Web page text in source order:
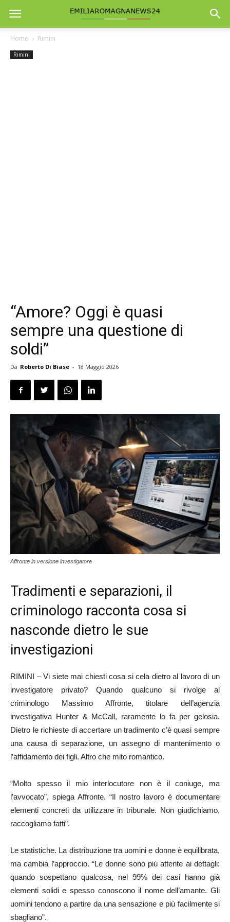
Home Rimini
Rimini
“Amore? Oggi è quasi
sempre una questione di
soldi”
Da Roberto Di Biase - 18 Maggio 2026
Affronte in versione investigatore
Tradimenti e separazioni, il
criminologo racconta cosa si
nasconde dietro le sue
investigazioni
RIMINI – Vi siete mai chiesti cosa si cela dietro al lavoro di un
investigatore privato? Quando qualcuno si rivolge al
criminologo Massimo Affronte, titolare dell’agenzia
investigativa Hunter & McCall, raramente lo fa per gelosia.
Dietro le richieste di accertare un tradimento c’è quasi sempre
una causa di separazione, un assegno di mantenimento o
l’affidamento dei figli. Altro che mito romantico.
“Molto spesso il mio interlocutore non è il coniuge, ma
l’avvocato”, spiega Affronte. “Il nostro lavoro è documentare
elementi concreti da utilizzare in tribunale. Non giudichiamo,
raccogliamo fatti”.
Le statistiche. La distribuzione tra uomini e donne è equilibrata,
ma cambia l’approccio. “Le donne sono più attente ai dettagli:
quando sospettano qualcosa, nel 99% dei casi hanno già
elementi solidi e spesso conoscono il nome dell’amante. Gli
uomini tendono a partire da una sensazione e più facilmente si
sbagliano”.